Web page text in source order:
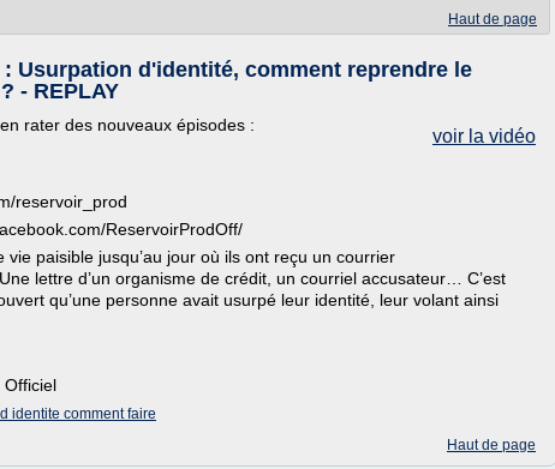
Haut de page
Usurpation d'identité, comment reprendre le
- REPLAY
voir la vidéo
rater des nouveaux épisodes :
reservoir_prod
ReservoirProdOff/
vie paisible jusqu’au jour où ils ont reçu un courrier
lettre d’un organisme de crédit, un courriel accusateur… C’est
qu’une personne avait usurpé leur identité, leur volant ainsi
Officiel
identite comment faire
Haut de page